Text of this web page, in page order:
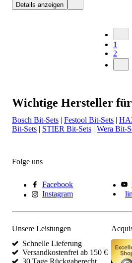
Details anzeigen
1
2
Wichtige Hersteller
Bosch Bit-Sets | Festool Bit-Sets |
Bit-Sets | STIER Bit-Sets | Wera Bit-
Folge uns
Facebook
Instagram
Unsere Leistungen
Schnelle Lieferung
Versandkostenfrei ab 150 €
30 Tage Rückgaberecht